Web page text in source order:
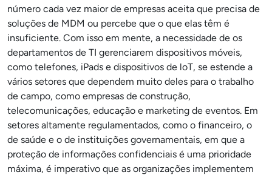
número cada vez maior de empresas aceita que precisa de
soluções de MDM ou percebe que o que elas têm é
insuficiente. Com isso em mente, a necessidade de os
departamentos de TI gerenciarem dispositivos móveis,
como telefones, iPads e dispositivos de loT, se estende a
vários setores que dependem muito deles para o trabalho
de campo, como empresas de construção,
telecomunicações, educação e marketing de eventos. Em
setores altamente regulamentados, como o financeiro, o
de saúde e o de instituições governamentais, em que a
proteção de informações confidenciais é uma prioridade
máxima, é imperativo que as organizações implementem